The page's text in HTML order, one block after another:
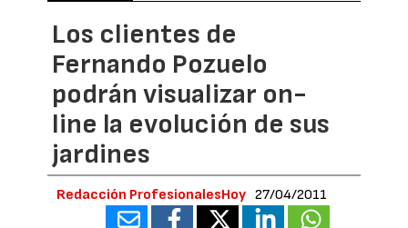
Los clientes de
Fernando Pozuelo
podrán visualizar on-
line la evolución de sus
jardines
Redacción ProfesionalesHoy 27/04/2011